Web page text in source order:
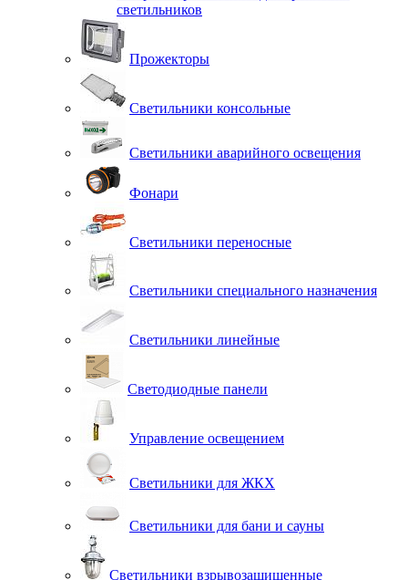
светильников
Прожекторы
Светильники консольные
Светильники аварийного освещения
Фонари
Светильники переносные
Светильники специального назначения
Светильники линейные
Светодиодные панели
Управление освещением
Светильники для ЖКХ
Светильники для бани и сауны
Светильники взрывозащищенные